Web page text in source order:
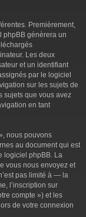
Premièrement,
phpBB génèrera un
Les deux
et un identifiant
par le logiciel
sur les sujets de
sujets que vous avez
en tant
nous pouvons
au document qui est
logiciel phpBB. La
vous nous envoyez et
pas limité à — la
l’inscription sur
compte ») et les
de votre connexion